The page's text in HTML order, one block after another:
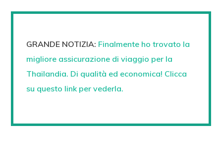
GRANDE NOTIZIA: Finalmente ho trovato la
migliore assicurazione di viaggio per la
Thailandia. Di qualità ed economica! Clicca
su questo link per vederla.